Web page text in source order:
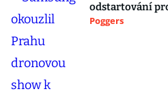
odstartování
Poggers